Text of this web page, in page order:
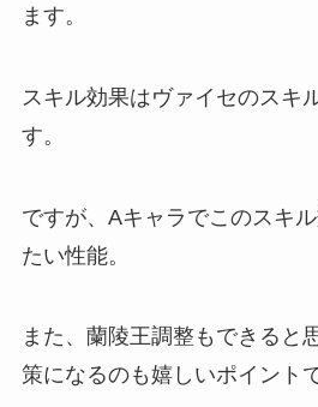
ます。
スキル効果はヴァイセのスキ
す。
ですが、Aキャラでこのスキ
たい性能。
また、蘭陵王調整もできると
策になるのも嬉しいポイント